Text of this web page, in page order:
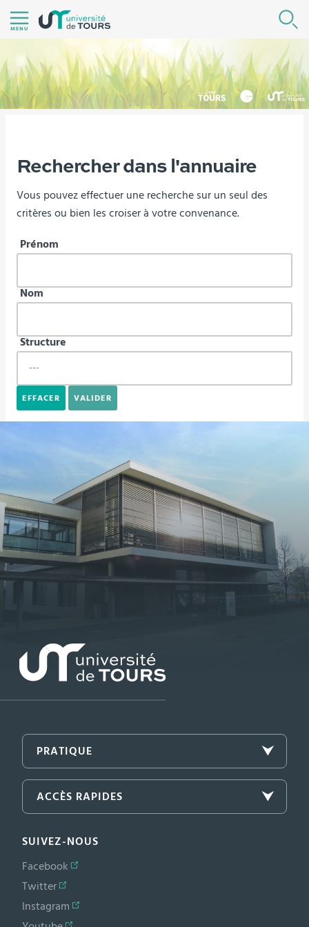
au
Navigation
|
Connexion
MENU
Vous
ici :
Version française Annuaire
Rechercher dans l'annuaire
Vous pouvez effectuer une recherche sur un seul des
critères ou bien les croiser à votre convenance.
Prénom
Nom
Structure
PRATIQUE
ACCÈS RAPIDES
SUIVEZ-NOUS
Facebook
Twitter
Instagram